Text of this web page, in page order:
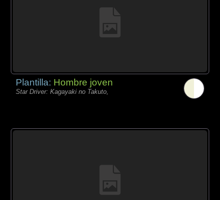
Plantilla: Hombre joven
Star Driver: Kagayaki no Takuto,